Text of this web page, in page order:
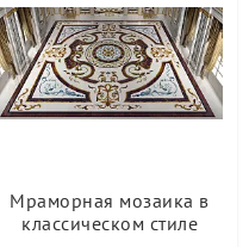
Мраморная мозаика в
классическом стиле